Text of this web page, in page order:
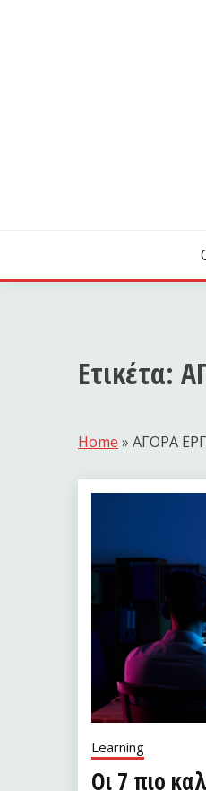
Ετικέτα:
Home » ΑΓΟΡΑ
Learning
Οι 7 πιο